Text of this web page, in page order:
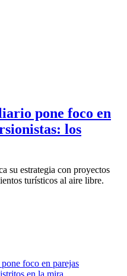
pone foco en
los
su estrategia con proyectos
turísticos al aire libre.